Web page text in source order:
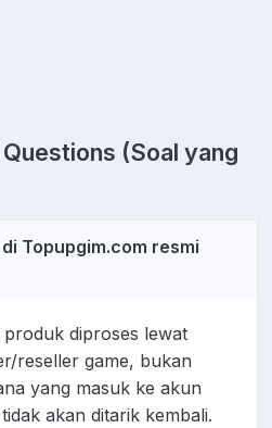
(Soal yang
Topupgim.com resmi
produk diproses lewat
reseller game, bukan
yang masuk ke akun
akan ditarik kembali.